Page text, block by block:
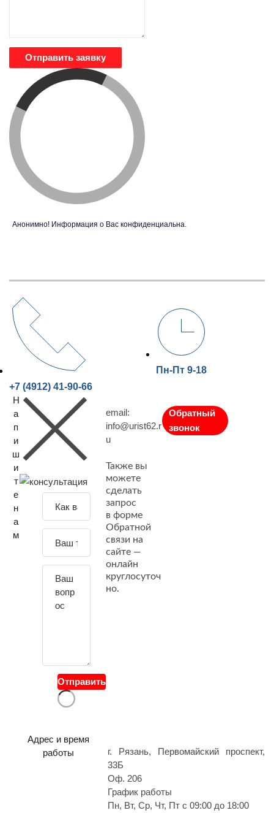
Отправить заявку
Анонимно! Информация о Вас конфиденциальна.
+7 (4912) 41-90-66
Пн-Пт 9-18
Н
а
п
и
ш
и
т
е
н
а
м
с
Отправить
email:
info@urist62.r
u
Также вы
можете
сделать
запрос
в форме
Обратной
связи на
сайте —
онлайн
круглосуточ
но.
Обратный
звонок
Адрес и время
работы
г. Рязань, Первомайский проспект,
33Б
Оф. 206
График работы
Пн, Вт, Ср, Чт, Пт с 09:00 до 18:00